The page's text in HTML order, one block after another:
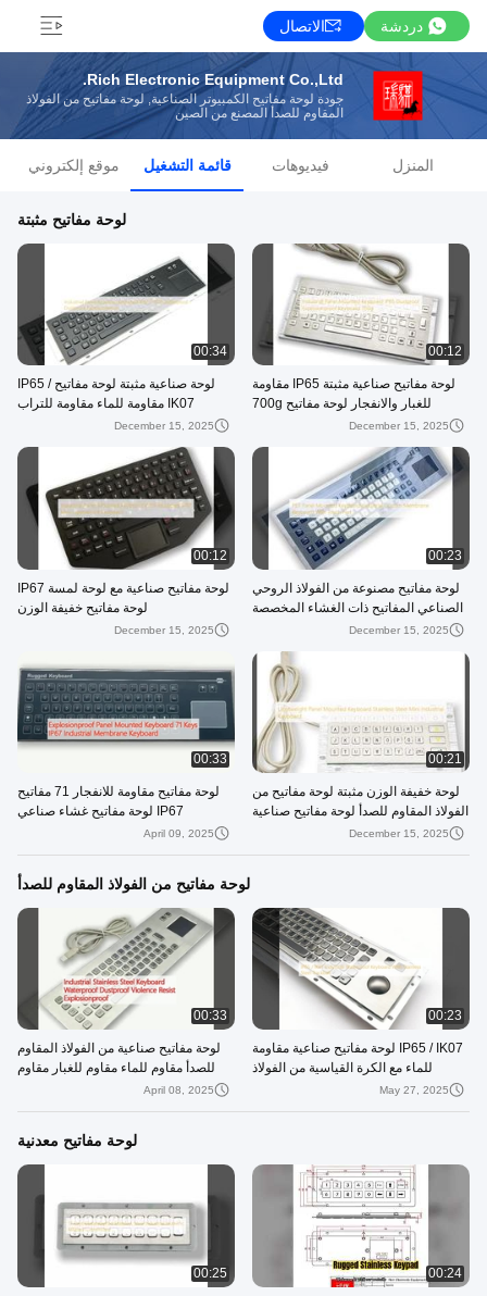
دردشة الاتصال
Rich Electronic Equipment Co.,Ltd.
جودة لوحة مفاتيح الكمبيوتر الصناعية, لوحة مفاتيح من الفولاذ
المقاوم للصدأ المصنع من الصين
المنزل فيديوهات قائمة التشغيل موقع إلكتروني
لوحة مفاتيح مثبتة
00:12
لوحة مفاتيح صناعية مثبتة IP65 مقاومة
للغبار والانفجار لوحة مفاتيح 700g
December 15, 2025
00:34
لوحة صناعية مثبتة لوحة مفاتيح IP65 /
IK07 مقاومة للماء مقاومة للتراب
December 15, 2025
00:23
لوحة مفاتيح مصنوعة من الفولاذ الروحي
الصناعي المفاتيح ذات الغشاء المخصصة
December 15, 2025
00:12
لوحة مفاتيح صناعية مع لوحة لمسة IP67
لوحة مفاتيح خفيفة الوزن
December 15, 2025
00:21
لوحة خفيفة الوزن مثبتة لوحة مفاتيح من
الفولاذ المقاوم للصدأ لوحة مفاتيح صناعية
December 15, 2025
00:33
لوحة مفاتيح مقاومة للانفجار 71 مفاتيح
IP67 لوحة مفاتيح غشاء صناعي
April 09, 2025
لوحة مفاتيح من الفولاذ المقاوم للصدأ
00:23
IP65 / IK07 لوحة مفاتيح صناعية مقاومة
للماء مع الكرة القياسية من الفولاذ
May 27, 2025
00:33
لوحة مفاتيح صناعية من الفولاذ المقاوم
للصدأ مقاوم للماء مقاوم للغبار مقاوم
April 08, 2025
لوحة مفاتيح معدنية
00:24
00:25